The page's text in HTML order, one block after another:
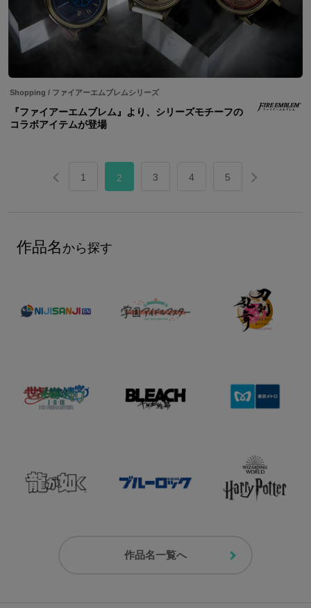
Shopping / ファイアーエムブレムシリーズ
『ファイアーエムブレム』より、シリーズモチーフの
コラボアイテムが登場
1 2 3 4 5
作品名 から探す
作品名一覧へ